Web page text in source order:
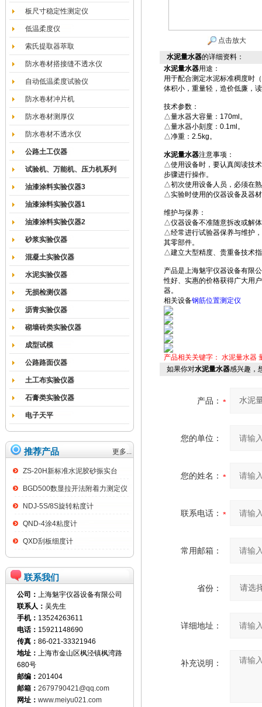
板尺寸稳定性测定仪
低温柔度仪
索氏提取器萃取
防水卷材搭接缝不透水仪
自动低温柔度试验仪
防水卷材冲片机
防水卷材测厚仪
防水卷材不透水仪
公路土工仪器
试验机、万能机、压力机系列
油漆涂料实验仪器3
油漆涂料实验仪器1
油漆涂料实验仪器2
砂浆实验仪器
混凝土实验仪器
水泥实验仪器
无损检测仪器
沥青实验仪器
砌墙砖类实验仪器
成型试模
公路路面仪器
土工布实验仪器
石膏类实验仪器
电子天平
推荐产品 更多...
ZS-20H新标准水泥胶砂振实台
BGD500数显拉开法附着力测定仪
NDJ-5S/8S旋转粘度计
QND-4涂4粘度计
QXD刮板细度计
联系我们
公司： 上海魅宇仪器设备有限公司
联系人： 吴先生
手机： 13524263611
电话： 15921148690
传真： 86-021-33321946
地址： 上海市金山区枫泾镇枫湾路
680号
邮编： 201404
邮箱： 2679790421@qq.com
网址： www.meiyu021.com
点击放大
水泥量水器的详细资料：
水泥量水器用途：
用于配合测定水泥标准稠度时
体积小，重量轻，造价低廉，
技术参数：
△量水器大容量：170ml。
△量水器小刻度：0.1ml。
△净重：2.5kg。
水泥量水器注意事项：
△使用设备时，要认真阅读技
步骤进行操作。
△初次使用设备人员，必须在
△实验时使用的仪器设备及器
维护与保养：
△仪器设备不准随意拆改或解
△经常进行试验器保养与维护
其零部件。
△建立大型精度、贵重备技术
产品是上海魅宇仪器设备有限
性好、实惠的价格获得广大用
器。
相关设备钢筋位置测定仪
产品相关关键字： 水泥量水器
如果你对水泥量水器感兴趣，
产品：
您的单位：
您的姓名：
联系电话：
常用邮箱：
省份：
详细地址：
补充说明：